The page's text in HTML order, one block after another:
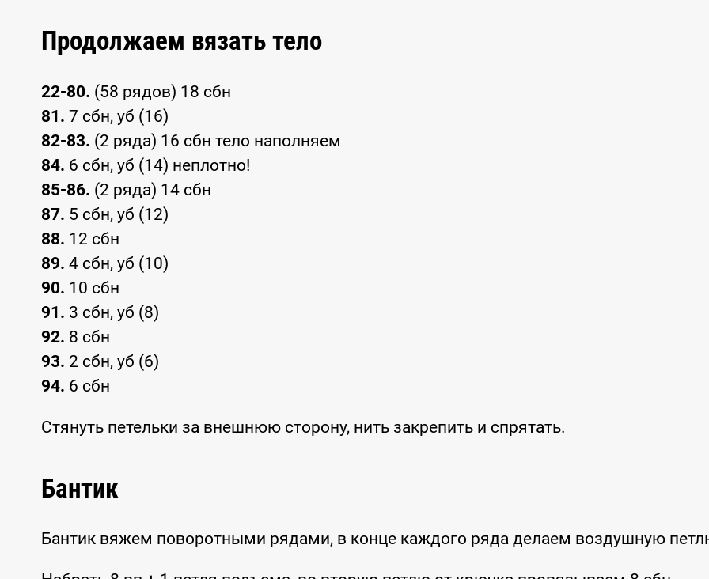
Продолжаем вязать тело
22-80. (58 рядов) 18 сбн
81. 7 сбн, уб (16)
82-83. (2 ряда) 16 сбн тело наполняем
84. 6 сбн, уб (14) неплотно!
85-86. (2 ряда) 14 сбн
87. 5 сбн, уб (12)
88. 12 сбн
89. 4 сбн, уб (10)
90. 10 сбн
91. 3 сбн, уб (8)
92. 8 сбн
93. 2 сбн, уб (6)
94. 6 сбн
Стянуть петельки за внешнюю сторону, нить закрепить и спрятать.
Бантик
Бантик вяжем поворотными рядами, в конце каждого ряда делаем воздушную